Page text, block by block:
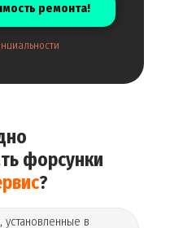
ремонта!
форсунки
?
в